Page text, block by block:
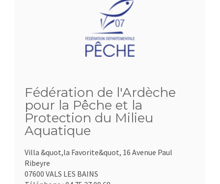
Fédération de l'Ardèche
pour la Pêche et la
Protection du Milieu
Aquatique
Villa &quot,la Favorite&quot, 16 Avenue Paul
Ribeyre
07600 VALS LES BAINS